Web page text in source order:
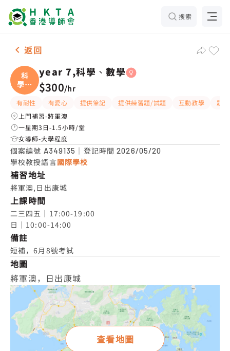
搜索
女-1名 year 7,科學、數學，將軍澳 補習推介
返回
科
學、
數學
year 7,科學、數學
$300/hr
有耐性 有愛心 提供筆記 提供練習題/試題 互動教學
題
上門補習-將軍澳
一星期3日-1.5小時/堂
女導師-大學程度
個案編號 A349135 ｜登記時間2026/05/20
學校教授語言國際學校
補習地址
將軍澳,日出康城
上課時間
二三四五｜17:00-19:00
日｜10:00-14:00
備註
短補，6月8號考試
地圖
將軍澳，日出康城
查看地圖